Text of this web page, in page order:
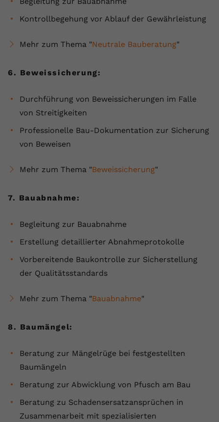
Kontrollbegehung vor Ablauf der Gewährleistung
Mehr zum Thema "Neutrale Bauberatung"
6. Beweissicherung:
Durchführung von Beweissicherungen im Falle
von Streitigkeiten
Professionelle Bau-Dokumentation zur Sicherung
von Beweisen
Mehr zum Thema "Beweissicherung"
7. Bauabnahme:
Begleitung zur Bauabnahme
Erstellung detaillierter Abnahmeprotokolle
Vorbereitende Baukontrolle zur Sicherstellung
der Qualitätsstandards
Mehr zum Thema "Bauabnahme"
8. Baumängel:
Beratung zur Mängelrüge bei festgestellten
Baumängeln
Beratung zur Abwicklung von Pfusch am Bau
Beratung zu Schadensersatzansprüchen in
Zusammenarbeit mit spezialisierten